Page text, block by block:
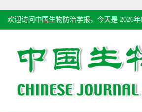
欢迎访问中国生物防治学报，今天是 2026